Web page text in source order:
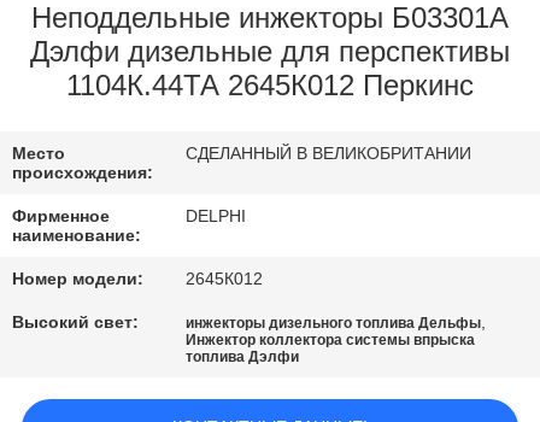
ПРОВЕРКА
КАЧЕСТВА
СВЯЖИТЕСЬ
МЫ
СПРОСИТЕ
ЦИТАТУ
КАРТА
Неподдельные инжекторы Б03301А
Дэлфи дизельные для перспективы
1104К.44ТА 2645К012 Перкинс
Место
происхождения:
СДЕЛАННЫЙ В ВЕЛИКОБРИТАНИИ
Фирменное
наименование:
DELPHI
Номер модели: 2645К012
Высокий свет: инжекторы дизельного топлива Дельфы,
Инжектор коллектора системы впрыска
топлива Дэлфи